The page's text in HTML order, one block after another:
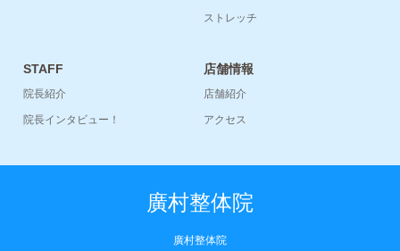
ストレッチ
STAFF
院長紹介
院長インタビュー！
店舗情報
店舗紹介
アクセス
廣村整体院
廣村整体院